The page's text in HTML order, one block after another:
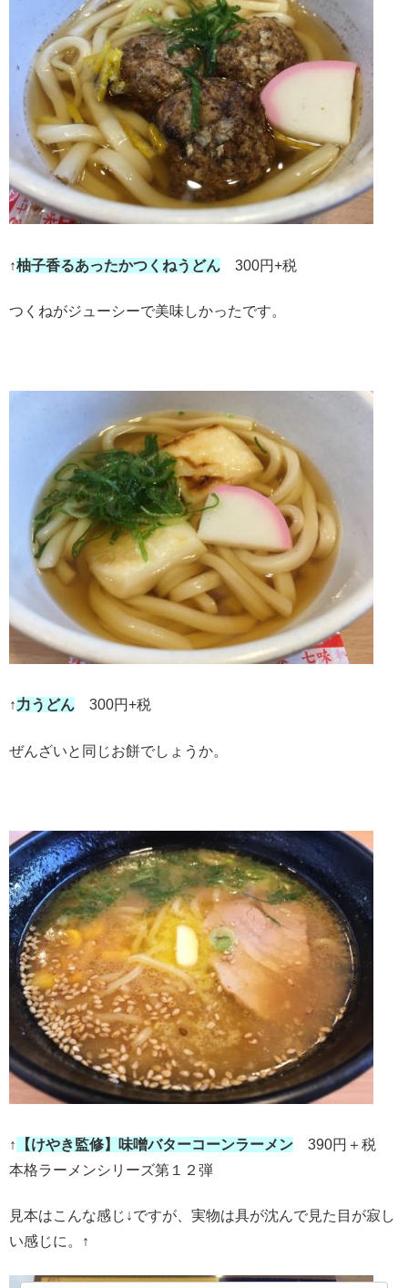
↑柚子香るあったかつくねうどん 300円+税
つくねがジューシーで美味しかったです。
↑力うどん 300円+税
ぜんざいと同じお餅でしょうか。
↑ 【けやき監修】味噌バターコーンラーメン 390円＋税
本格ラーメンシリーズ第１２弾
見本はこんな感じ↓ですが、実物は具が沈んで見た目が寂し
い感じに。↑